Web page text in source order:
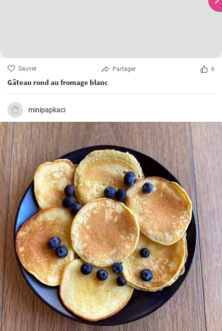
Sauver Partager 6
Gâteau rond au fromage blanc
minipapkaci